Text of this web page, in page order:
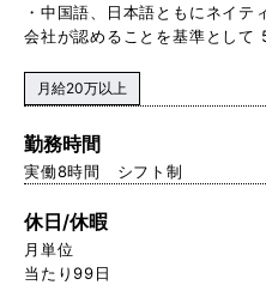
・中国語、日本語ともにネイテ
会社が認めることを基準として
月給20万以上
勤務時間
実働8時間 シフト制
休日/休暇
月単位
当たり99日